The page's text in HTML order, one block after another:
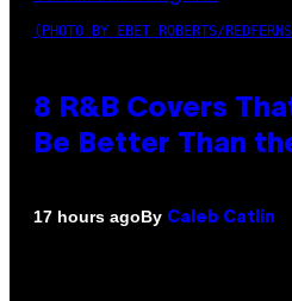
(PHOTO BY EBET ROBERTS/
8 R&B Covers
Be Better Than
17 hours agoBy Caleb Catlin